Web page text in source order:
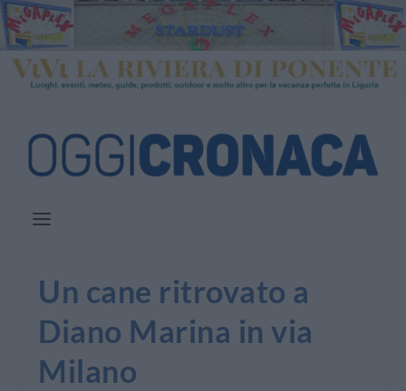
Un cane ritrovato a
Diano Marina in via
Milano